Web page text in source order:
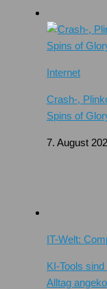
Internet
Crash-,
Spins of
7. August
IT-Welt:
KI-Tools
Alltag